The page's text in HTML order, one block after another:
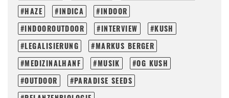
HAZE
INDICA
INDOOR
INDOOROUTDOOR
INTERVIEW
KUSH
LEGALISIERUNG
MARKUS BERGER
MEDIZINALHANF
MUSIK
OG KUSH
OUTDOOR
PARADISE SEEDS